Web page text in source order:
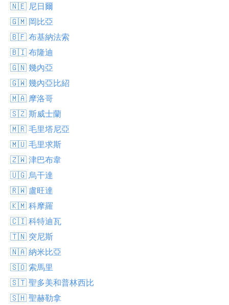
🇳🇪 尼日爾
🇬🇲 岡比亞
🇧🇫 布基納法索
🇧🇮 布隆迪
🇬🇳 幾內亞
🇬🇼 幾內亞比紹
🇲🇦 摩洛哥
🇸🇿 斯威士蘭
🇲🇷 毛里塔尼亞
🇲🇺 毛里求斯
🇿🇼 津巴布韋
🇺🇬 烏干達
🇷🇼 盧旺達
🇰🇲 科摩羅
🇨🇮 科特迪瓦
🇹🇳 突尼斯
🇳🇦 納米比亞
🇸🇴 索馬里
🇸🇹 聖多美和普林西比
🇸🇭 聖赫勒拿